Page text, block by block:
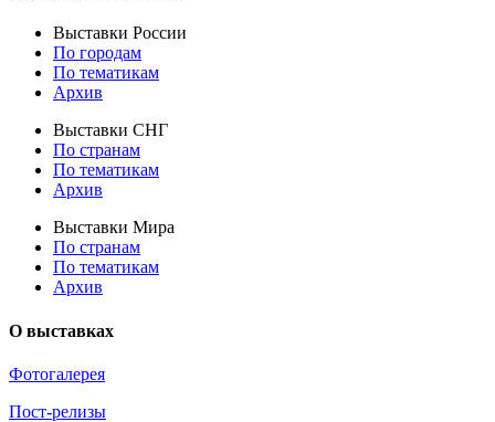
Выставки России
По городам
По тематикам
Архив
Выставки СНГ
По странам
По тематикам
Архив
Выставки Мира
По странам
По тематикам
Архив
О выставках
Фотогалерея
Пост-релизы